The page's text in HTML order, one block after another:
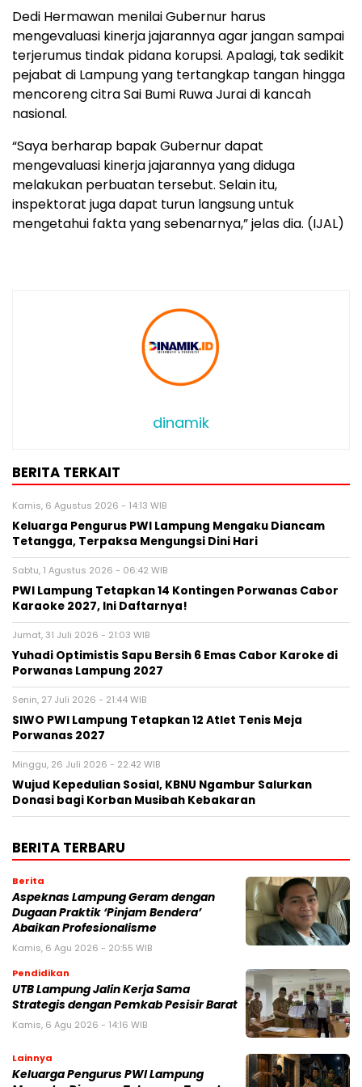
Dedi Hermawan menilai Gubernur harus
mengevaluasi kinerja jajarannya agar jangan sampai
terjerumus tindak pidana korupsi. Apalagi, tak sedikit
pejabat di Lampung yang tertangkap tangan hingga
mencoreng citra Sai Bumi Ruwa Jurai di kancah
nasional.
“Saya berharap bapak Gubernur dapat
mengevaluasi kinerja jajarannya yang diduga
melakukan perbuatan tersebut. Selain itu,
inspektorat juga dapat turun langsung untuk
mengetahui fakta yang sebenarnya,” jelas dia. (IJAL)
dinamik
BERITA TERKAIT
Kamis, 6 Agustus 2026 - 14:13 WIB
Keluarga Pengurus PWI Lampung Mengaku Diancam
Tetangga, Terpaksa Mengungsi Dini Hari
Sabtu, 1 Agustus 2026 - 06:42 WIB
PWI Lampung Tetapkan 14 Kontingen Porwanas Cabor
Karaoke 2027, Ini Daftarnya!
Jumat, 31 Juli 2026 - 21:03 WIB
Yuhadi Optimistis Sapu Bersih 6 Emas Cabor Karoke di
Porwanas Lampung 2027
Senin, 27 Juli 2026 - 21:44 WIB
SIWO PWI Lampung Tetapkan 12 Atlet Tenis Meja
Porwanas 2027
Minggu, 26 Juli 2026 - 22:42 WIB
Wujud Kepedulian Sosial, KBNU Ngambur Salurkan
Donasi bagi Korban Musibah Kebakaran
BERITA TERBARU
Berita
Aspeknas Lampung Geram dengan
Dugaan Praktik ‘Pinjam Bendera’
Abaikan Profesionalisme
Kamis, 6 Agu 2026 - 20:55 WIB
Pendidikan
UTB Lampung Jalin Kerja Sama
Strategis dengan Pemkab Pesisir Barat
Kamis, 6 Agu 2026 - 14:16 WIB
Lainnya
Keluarga Pengurus PWI Lampung